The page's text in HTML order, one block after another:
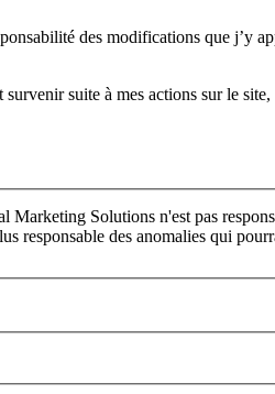
des modifications que j’y
suite à mes actions sur le site,
Marketing Solutions n'est pas
responsable des anomalies qui